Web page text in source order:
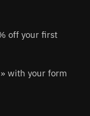
off your first
with your form